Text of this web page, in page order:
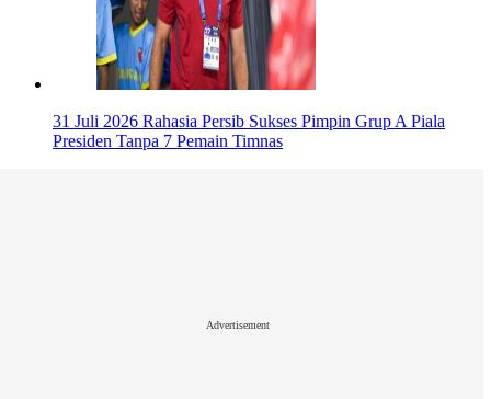
31 Juli 2026 Rahasia Persib Sukses Pimpin Grup A Piala
Presiden Tanpa 7 Pemain Timnas
Advertisement